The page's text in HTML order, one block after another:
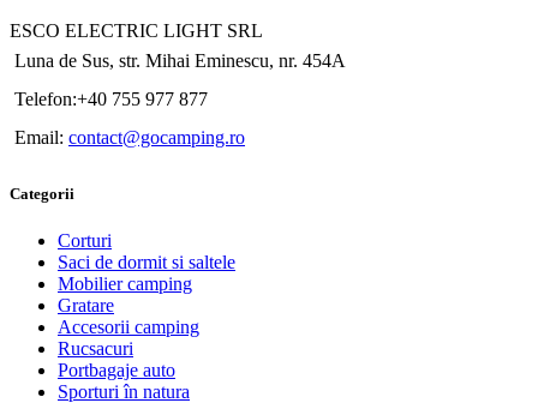
ESCO ELECTRIC LIGHT SRL
Luna de Sus, str. Mihai Eminescu, nr. 454A
Telefon:+40 755 977 877
Email: contact@gocamping.ro
Categorii
Corturi
Saci de dormit si saltele
Mobilier camping
Gratare
Accesorii camping
Rucsacuri
Portbagaje auto
Sporturi în natura